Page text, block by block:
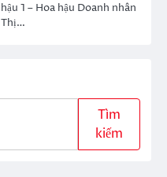
1 – Hoa hậu Doanh nhân
Thị…
Tìm
kiếm